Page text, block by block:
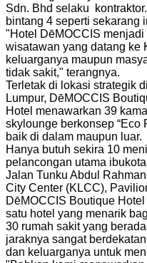
Sdn. Bhd selaku
bintang 4 seperti sekarang
"Hotel DēMOCCIS
wisatawan yang datang ke
keluarganya maupun
tidak sakit," terangnya.
Terletak di lokasi strategik
Lumpur, DēMOCCIS
Hotel menawarkan 39
skylounge berkonsep “Eco
baik di dalam maupun luar.
Hanya butuh sekira 10
pelancongan utama
Jalan Tunku Abdul
City Center (KLCC),
DēMOCCIS Boutique
satu hotel yang menarik
30 rumah sakit yang
jaraknya sangat
dan keluarganya untuk